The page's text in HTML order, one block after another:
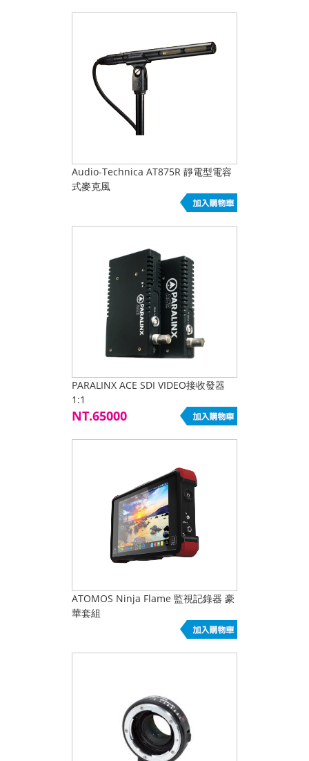
Audio-Technica AT875R 靜電型電容
式麥克風
PARALINX ACE SDI VIDEO接收發器
1:1
NT.65000
ATOMOS Ninja Flame 監視記錄器 豪
華套組